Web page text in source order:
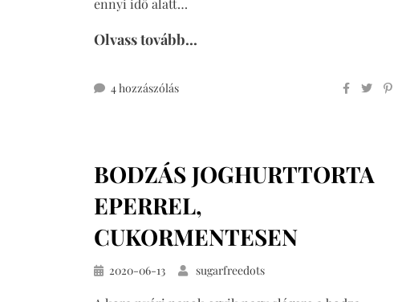
ennyi idő alatt…
Olvass tovább...
4 hozzászóláscitromos
cukormentesen
című
bejegyzéshez
BODZÁS JOGHURTTORTA
EPERREL,
CUKORMENTESEN
Közzétéve
2020-06-13 sugarfreedots